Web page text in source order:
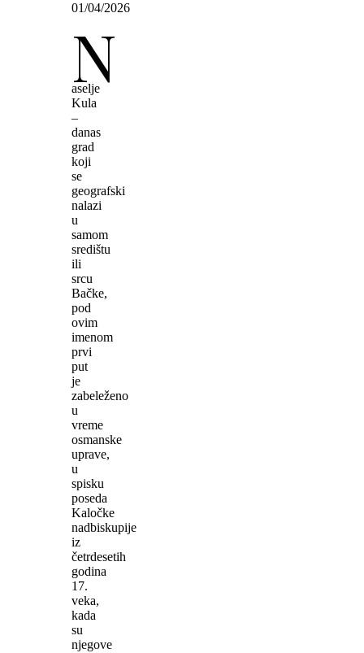
01/04/2026
N
aselje
Kula
–
danas
grad
koji
se
geografski
nalazi
u
samom
središtu
ili
srcu
Bačke,
pod
ovim
imenom
prvi
put
je
zabeleženo
u
vreme
osmanske
uprave,
u
spisku
poseda
Kaločke
nadbiskupije
iz
četrdesetih
godina
17.
veka,
kada
su
njegove